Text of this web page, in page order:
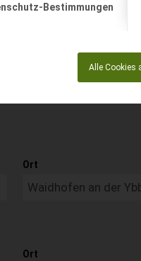
Bestimmungen
Alle Cookies
Ort
Ort